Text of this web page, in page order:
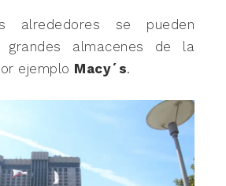
alrededores se pueden
grandes almacenes de la
ejemplo Macy´s.